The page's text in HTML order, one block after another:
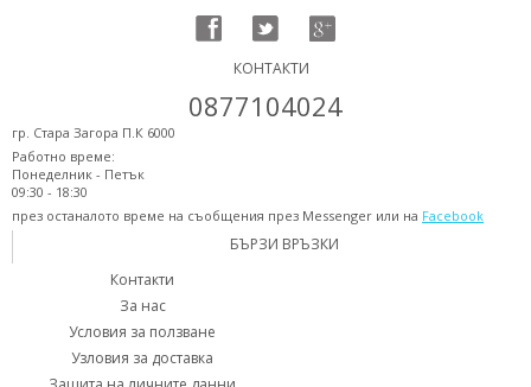
КОНТАКТИ
0877104024
гр. Стара Загора П.К 6000
Работно време:
Понеделник - Петък
09:30 - 18:30
през останалото време на съобщения през Messenger или на Facebook
БЪРЗИ ВРЪЗКИ
Контакти
За нас
Условия за ползване
Узловия за доставка